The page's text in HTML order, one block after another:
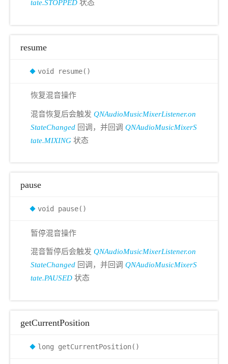
tate.STOPPED 状态
resume
void resume()
恢复混音操作
混音恢复后会触发 QNAudioMusicMixerListener.on
StateChanged 回调，并回调 QNAudioMusicMixerS
tate.MIXING 状态
pause
void pause()
暂停混音操作
混音暂停后会触发 QNAudioMusicMixerListener.on
StateChanged 回调，并回调 QNAudioMusicMixerS
tate.PAUSED 状态
getCurrentPosition
long getCurrentPosition()